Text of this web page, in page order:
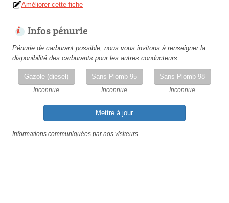
Améliorer cette fiche
Infos pénurie
Pénurie de carburant possible, nous vous invitons à renseigner la
disponibilité des carburants pour les autres conducteurs.
Gazole (diesel)
Inconnue
Sans Plomb 95
Inconnue
Sans Plomb 98
Inconnue
Mettre à jour
Informations communiquées par nos visiteurs.